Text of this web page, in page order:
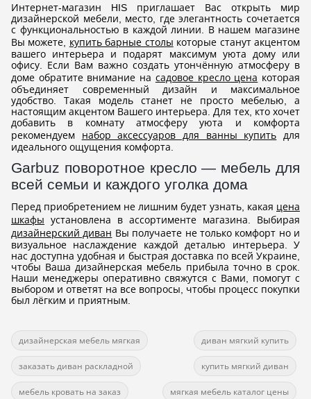
Интернет-магазин HIS приглашает Вас открыть мир
дизайнерской мебели, место, где элегантность сочетается
с функциональностью в каждой линии. В нашем магазине
Вы можете, купить барные столы которые станут акцентом
вашего интерьера и подарят максимум уюта дому или
офису. Если Вам важно создать утончённую атмосферу в
доме обратите внимание на садовое кресло цена которая
объединяет современный дизайн и максимальное
удобство. Такая модель станет не просто мебелью, а
настоящим акцентом Вашего интерьера. Для тех, кто хочет
добавить в комнату атмосферу уюта и комфорта
рекомендуем набор аксессуаров для ванны купить для
идеального ощущения комфорта.
Garbuz поворотное кресло — мебель для
всей семьи и каждого уголка дома
Перед приобретением не лишним будет узнать, какая цена
шкафы установлена в ассортименте магазина. Выбирая
дизайнерский диван Вы получаете не только комфорт но и
визуальное наслаждение каждой деталью интерьера. У
нас доступна удобная и быстрая доставка по всей Украине,
чтобы Ваша дизайнерская мебель прибыла точно в срок.
Наши менеджеры оперативно свяжутся с Вами, помогут с
выбором и ответят на все вопросы, чтобы процесс покупки
был лёгким и приятным.
дизайнерская мебель мягкая диван мягкий купить
заказать диван раскладной купить мягкий диван
мебель кровать на заказ мягкая мебель каталог цены